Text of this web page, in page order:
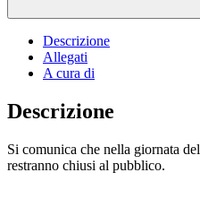
Descrizione
Allegati
A cura di
Descrizione
Si comunica che nella giornata
restranno chiusi al pubblico.